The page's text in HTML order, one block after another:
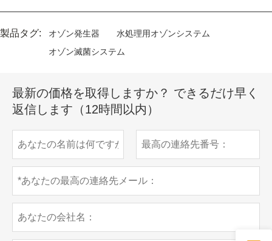
製品タグ: オゾン発生器
水処理用オゾンシステム
オゾン滅菌システム
最新の価格を取得しますか？ できるだけ早く
返信します（12時間以内）